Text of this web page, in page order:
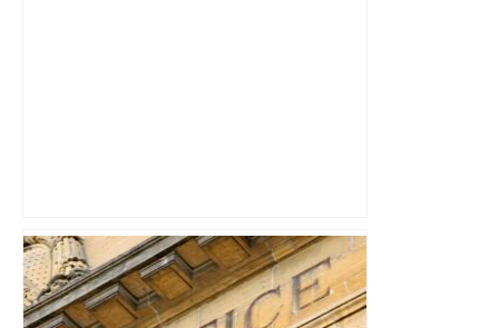
Alliance PS/LFI à Toulouse : Marc
Sztulman claque la porte – RMC